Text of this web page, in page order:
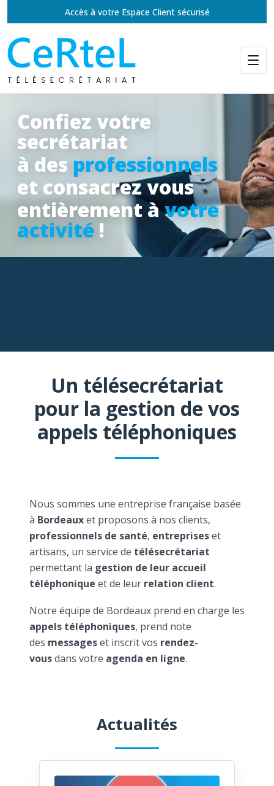
Accès à votre Espace Client sécurisé
Confiez votre
secrétariat
à des professionnels
et consacrez vous
entièrement àvotre
activité !
Un télésecrétariat
pour la gestion de vos
appels téléphoniques
Nous sommes une entreprise française basée
à Bordeauxet proposons à nos clients,
professionnels de santé, entrepriseset
artisans, un service de télésecrétariat
permettant la gestion de leur accueil
téléphonique et de leur relation client.
Notre équipe de Bordeaux prend en charge les
appels téléphoniques, prend note
des messageset inscrit vos rendez-
vousdans votre agenda en ligne.
Actualités